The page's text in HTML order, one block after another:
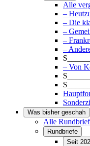
Alle
–
– Die
–
–
–
– Von
Was bisher geschah
Alle
Rundbriefe
Seit